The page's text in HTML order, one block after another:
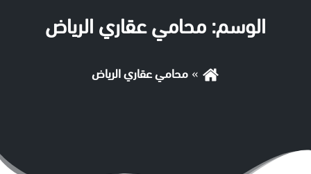
الوسم: محامي عقاري الرياض
محامي عقاري الرياض